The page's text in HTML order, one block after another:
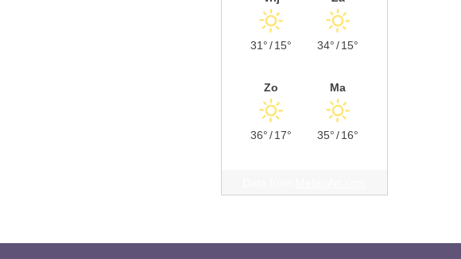
31°/15° 34°/15°
Zo
36°/17°
Ma
35°/16°